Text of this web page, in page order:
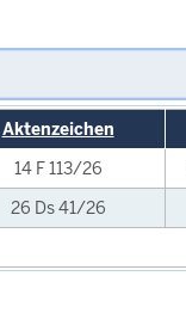
Aktenzeichen
14 F 113/26
26 Ds 41/26